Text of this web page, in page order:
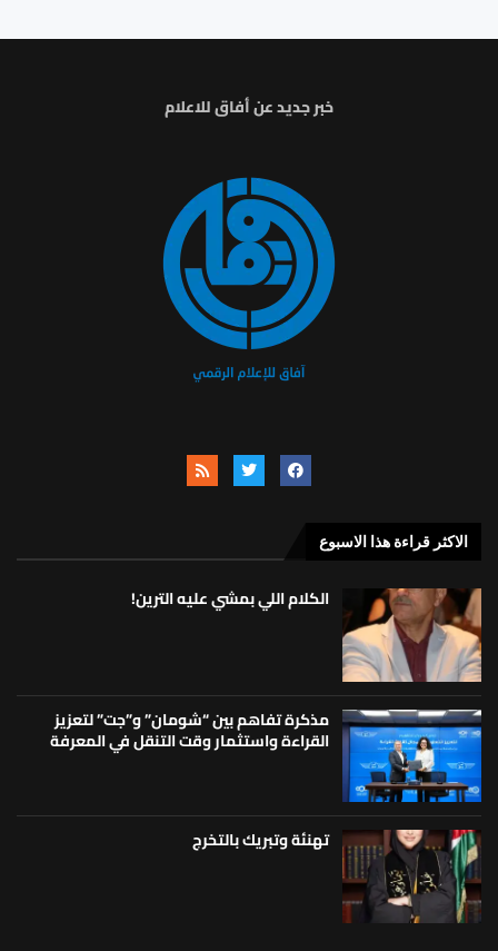
خبر جديد عن أفاق للاعلام
الاكثر قراءة هذا الاسبوع
الكلام اللي بمشي عليه الترين!
مذكرة تفاهم بين “شومان” و”جت” لتعزيز
القراءة واستثمار وقت التنقل في المعرفة
تهنئة وتبريك بالتخرج